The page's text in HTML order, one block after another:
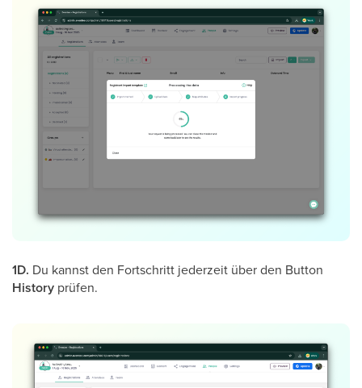
1D. Du kannst den Fortschritt jederzeit über den Button
History prüfen.